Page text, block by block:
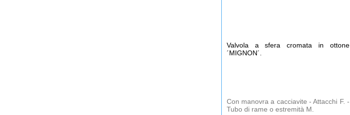
Valvola a sfera cromata in ottone
´MIGNON´.
Con manovra a cacciavite - Attacchi F. -
Tubo di rame o estremità M.